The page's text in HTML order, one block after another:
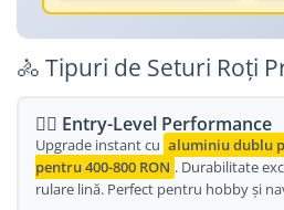
Antifurturi
Suport bidon si bidon
Aparatori noroi
Oglinda
Pompe
Sonerie
Placute Frana Disc
Roti Fata
Roti Spate
🚴 Tipuri de Seturi Roți
🏃‍♂️ Entry-Level Performance
Upgrade instant cu aluminiu dublu
pentru 400-800 RON . Durabilitate
rulare lină. Perfect pentru hobby și